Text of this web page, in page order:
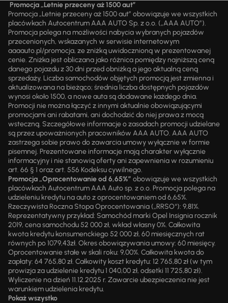
Promocja „Letnie przeceny aż 1500 aut”
Promocja „Letnie przeceny aż 1500 aut” obowiązuje we wszystkich
placówkach Autocentrum AAA AUTO Sp. z o.o. („AAA AUTO”).
Promocja polega na możliwości nabycia wybranych pojazdów
przecenionych, wskazanych w serwisie internetowym
aaaauto.pl/promocja, ze zniżką uwidocznioną w prezentowanej
cenie. Zniżka jest obliczana jako różnica pomiędzy najniższą ceną
danego pojazdu z 30 dni przed obniżką a jego aktualną ceną
sprzedaży. Liczba samochodów objętych promocją jest zmienna i
aktualizowana na bieżąco; średnia liczba dostępnych pojazdów
wynosi około 1500, a nowe auta są dodawane każdego dnia.
Promocji nie można łączyć z innymi aktualnie obowiązującymi
promocjami ani rabatami, ani dochodzić do niej prawa z mocą
wsteczną. Szczegółowe informacje o zasadach promocji udzielane
są przez upoważnionych pracowników AAA AUTO. AAA AUTO
zastrzega sobie prawo do zawarcia umowy wyłącznie w formie
pisemnej. Prezentowane informacje mają charakter wyłącznie
informacyjny i nie stanowią oferty ani zapewnienia w rozumieniu
art. 66 § 1 oraz art. 556 Kodeksu cywilnego.
Promocja „Oprocentowanie od 6,65%” obowiązuje we wszystkich
placówkach Autocentrum AAA Auto sp. z o.o. Promocja polega na
udzieleniu kredytu na auto z oprocentowaniem od 6,65%.
Rzeczywista Roczna Stopa Oprocentowania („RRSO“): 9,81%.
Reprezentatywny przykład: Samochód marki Opel Insignia rocznik
2019, cena samochodu 52 000 zł, wkład własny 0%. Całkowita
kwota kredytu konsumenckiego 52 000 zł, 60 miesięcznych rat
równych po 1079,43zł. Okres obowiązywania umowy: 60 miesięcy.
Oprocentowanie stałe w skali roku: 9,00%. Całkowita kwota do
zapłaty: 64 765,80 zł. Całkowity koszt kredytu: 12 765,80 zł (w tym
prowizja za udzielenie kredytu 1 040,00 zł, odsetki 11 725,80 zł).
Wyliczenie na dzień 11.12.2025 r. Zawarcie ubezpieczenia nie jest
warunkiem udzielenia kredytu.
Pokaż wszystko